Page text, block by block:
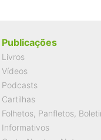
Publicações
Livros
Vídeos
Podcasts
Cartilhas
Folhetos, Panfletos,
Informativos